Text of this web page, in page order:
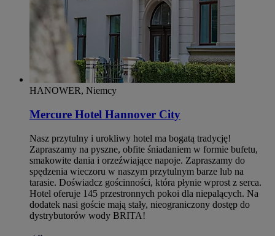
HANOWER, Niemcy
Mercure Hotel Hannover City
Nasz przytulny i urokliwy hotel ma bogatą tradycję!
Zapraszamy na pyszne, obfite śniadaniem w formie bufetu,
smakowite dania i orzeźwiające napoje. Zapraszamy do
spędzenia wieczoru w naszym przytulnym barze lub na
tarasie. Doświadcz gościnności, która płynie wprost z serca.
Hotel oferuje 145 przestronnych pokoi dla niepalących. Na
dodatek nasi goście mają stały, nieograniczony dostęp do
dystrybutorów wody BRITA!